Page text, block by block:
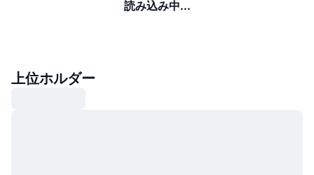
読み込み中...
上位ホルダー